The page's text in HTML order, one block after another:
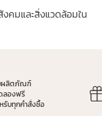
คมและสิ่งแวดล้อมใน
ผลิตภัณฑ์
ลองฟรี
รับทุกคำสั่งซื้อ